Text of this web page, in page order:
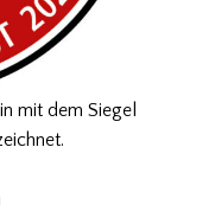
mit dem Siegel